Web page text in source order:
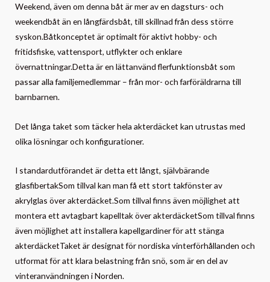
Weekend, även om denna båt är mer av en dagsturs- och
weekendbåt än en långfärdsbåt, till skillnad från dess större
syskon.Båtkonceptet är optimalt för aktivt hobby- och
fritidsfiske, vattensport, utflykter och enklare
övernattningar.Detta är en lättanvänd flerfunktionsbåt som
passar alla familjemedlemmar – från mor- och farföräldrarna till
barnbarnen.
Det långa taket som täcker hela akterdäcket kan utrustas med
olika lösningar och konfigurationer.
I standardutförandet är detta ett långt, självbärande
glasfibertakSom tillval kan man få ett stort takfönster av
akrylglas över akterdäcket.Som tillval finns även möjlighet att
montera ett avtagbart kapelltak över akterdäcketSom tillval finns
även möjlighet att installera kapellgardiner för att stänga
akterdäcketTaket är designat för nordiska vinterförhållanden och
utformat för att klara belastning från snö, som är en del av
vinteranvändningen i Norden.